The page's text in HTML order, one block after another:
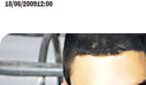
18/06/200912:00